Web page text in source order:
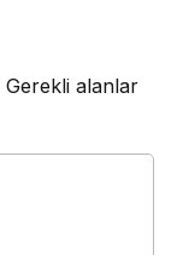
Gerekli alanlar